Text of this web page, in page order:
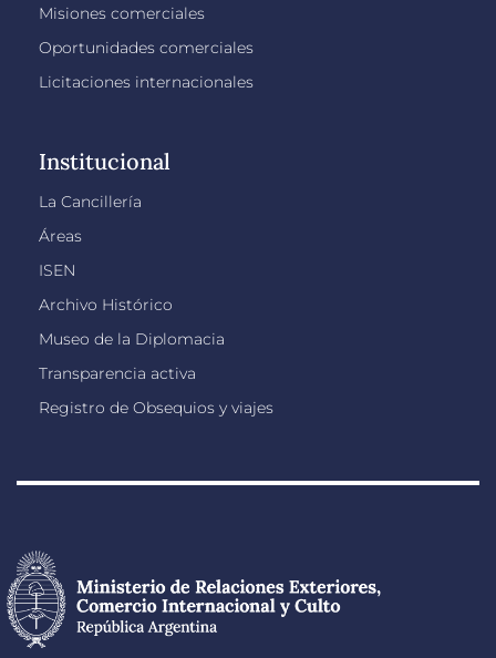
Misiones comerciales
Oportunidades comerciales
Licitaciones internacionales
Institucional
La Cancillería
Áreas
ISEN
Archivo Histórico
Museo de la Diplomacia
Transparencia activa
Registro de Obsequios y viajes